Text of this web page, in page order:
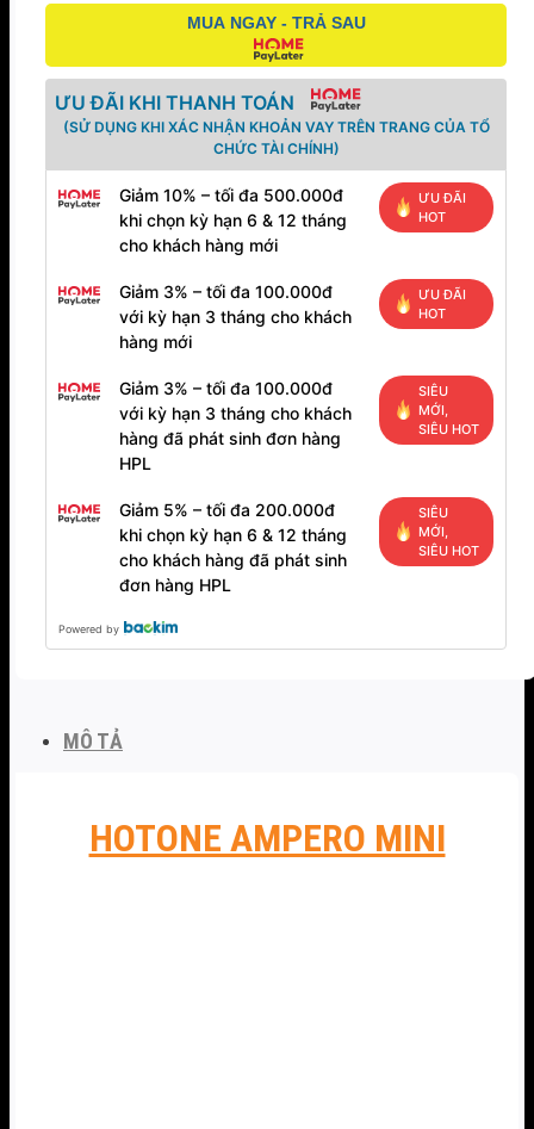
MUA NGAY - TRẢ SAU
ƯU ĐÃI KHI THANH TOÁN
(SỬ DỤNG KHI XÁC NHẬN KHOẢN VAY TRÊN TRANG CỦA TỔ
CHỨC TÀI CHÍNH)
Giảm 10% – tối đa 500.000đ
khi chọn kỳ hạn 6 & 12 tháng
cho khách hàng mới
ƯU ĐÃI
HOT
Giảm 3% – tối đa 100.000đ
với kỳ hạn 3 tháng cho khách
hàng mới
ƯU ĐÃI
HOT
Giảm 3% – tối đa 100.000đ
với kỳ hạn 3 tháng cho khách
hàng đã phát sinh đơn hàng
HPL
SIÊU
MỚI,
SIÊU HOT
Giảm 5% – tối đa 200.000đ
khi chọn kỳ hạn 6 & 12 tháng
cho khách hàng đã phát sinh
đơn hàng HPL
SIÊU
MỚI,
SIÊU HOT
Powered by
MÔ TẢ
HOTONE AMPERO MINI